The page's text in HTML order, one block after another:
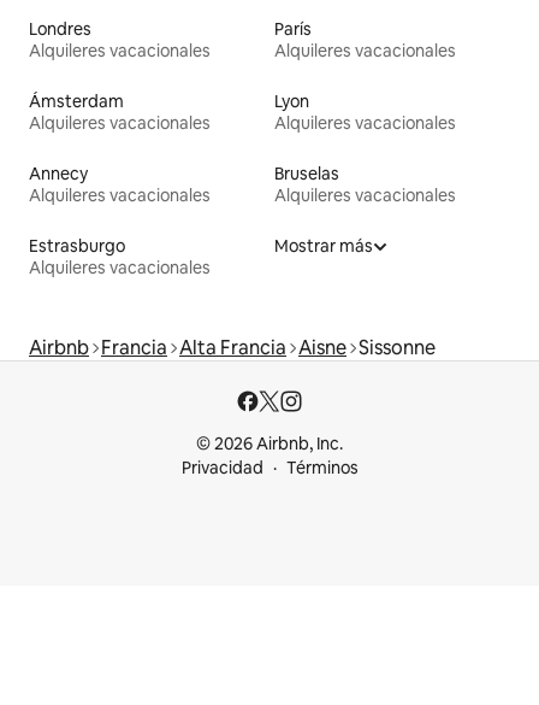
Londres
Alquileres vacacionales
París
Alquileres vacacionales
Ámsterdam
Alquileres vacacionales
Lyon
Alquileres vacacionales
Annecy
Alquileres vacacionales
Bruselas
Alquileres vacacionales
Estrasburgo
Alquileres vacacionales
Mostrar más
Airbnb Francia Alta Francia Aisne Sissonne
© 2026 Airbnb, Inc.
Privacidad
Términos